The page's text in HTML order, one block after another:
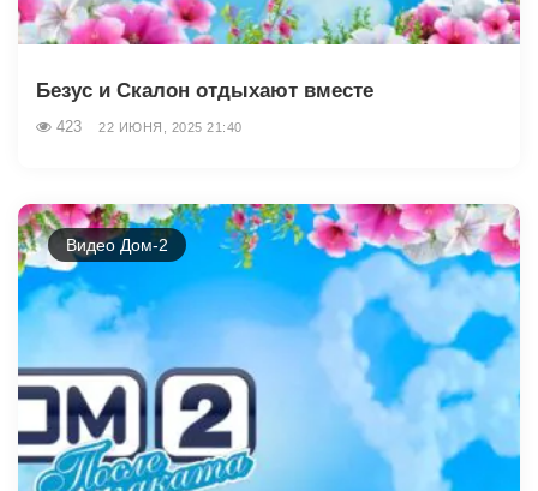
Безус и Скалон отдыхают вместе
423 22 ИЮНЯ, 2025 21:40
Видео Дом-2